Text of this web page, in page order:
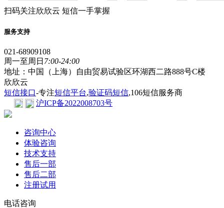
扫码关注欣欣云 短信一手掌握
服务支持
021-68909108
周一至周日 7:00-24:00
地址：中国（上海）自由贸易试验区环湖西二路888号C楼
欣欣云
短信接口-专注短信平台,验证码短信,106短信服务商
沪ICP备2022008703号
咨询中心
体验咨询
技术支持
售后一部
售后二部
注册试用
电话咨询